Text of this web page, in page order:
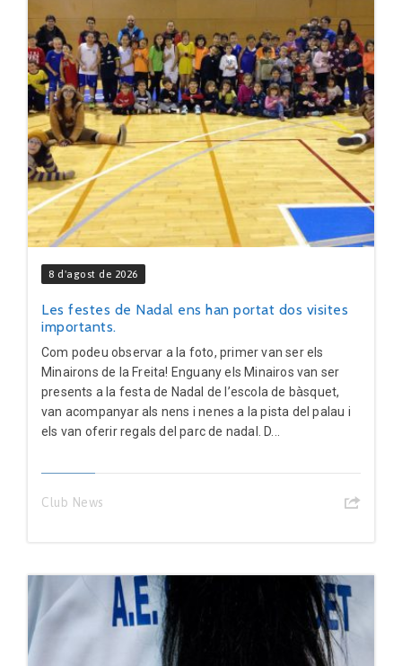
8 d'agost de 2026
Les festes de Nadal ens han portat dos visites
importants.
Com podeu observar a la foto, primer van ser els
Minairons de la Freita! Enguany els Minairos van ser
presents a la festa de Nadal de l’escola de bàsquet,
van acompanyar als nens i nenes a la pista del palau i
els van oferir regals del parc de nadal. D...
Club News